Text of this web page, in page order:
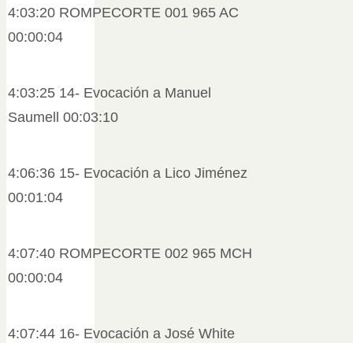
4:03:20 ROMPECORTE 001 965 AC
00:00:04
4:03:25 14- Evocación a Manuel
Saumell 00:03:10
4:06:36 15- Evocación a Lico Jiménez
00:01:04
4:07:40 ROMPECORTE 002 965 MCH
00:00:04
4:07:44 16- Evocación a José White